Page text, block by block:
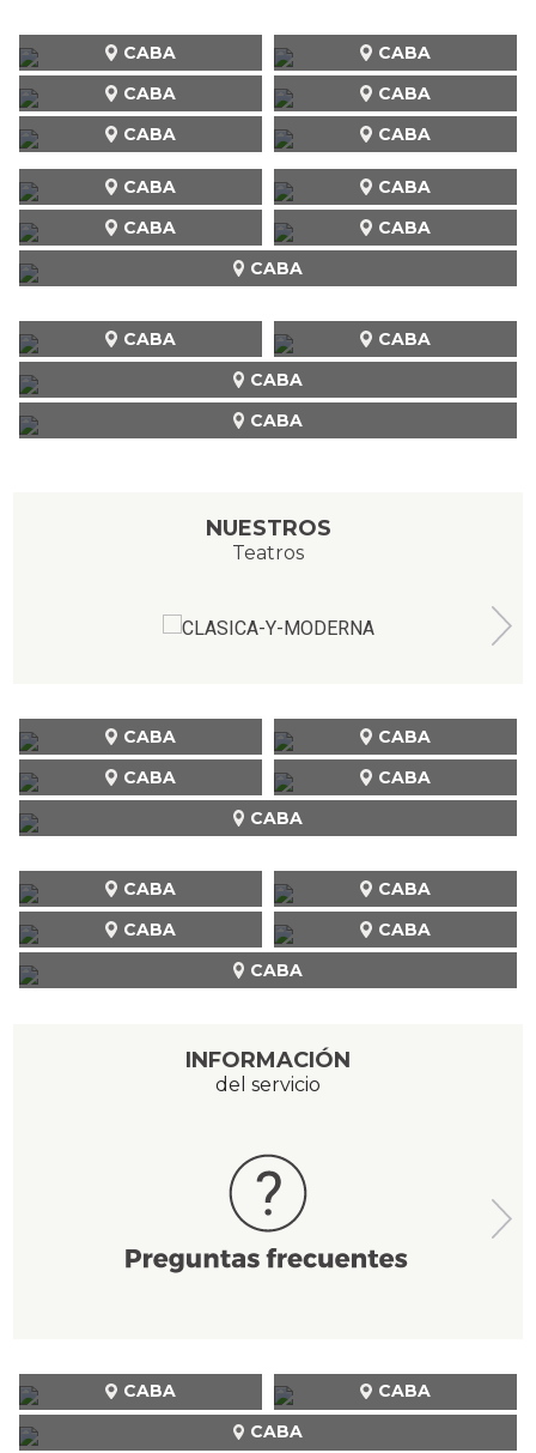
CABA
CABA
CABA
CABA
CABA
CABA
CABA CABA
CABA
CABA CABA
CABA
CABA CABA
CABA
NUESTROS
Teatros
CABA
CABA
CABA
CABA
CABA
CABA
CABA
CABA
CABA
CABA
INFORMACIÓN
del servicio
CABA
CABA CABA